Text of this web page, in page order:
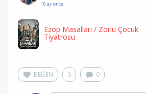
10 ay önce
Ezop Masalları / Zorlu Çocuk
Tiyatrosu
BEĞEN 0 0